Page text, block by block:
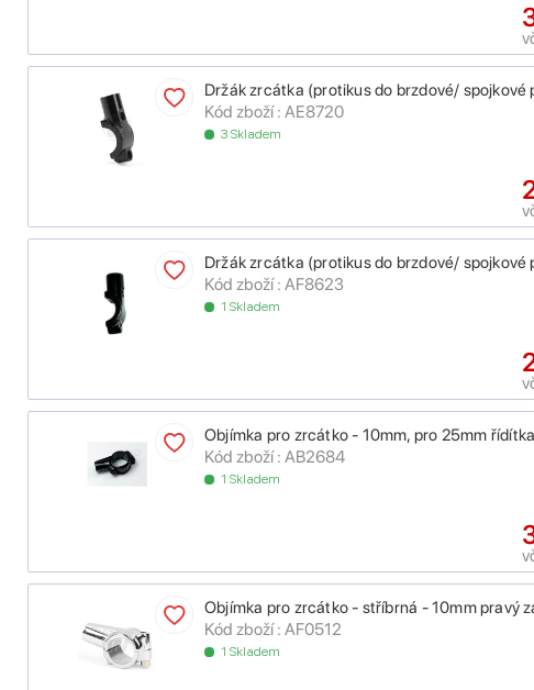
Držák zrcátka (protikus do brzdové/ spojkové
Kód zboží : AE8720
3 Skladem
Držák zrcátka (protikus do brzdové/ spojkové
Kód zboží : AF8623
1 Skladem
Objímka pro zrcátko - 10mm, pro 25mm řídítka
Kód zboží : AB2684
1 Skladem
Objímka pro zrcátko - stříbrná - 10mm pravý
Kód zboží : AF0512
1 Skladem